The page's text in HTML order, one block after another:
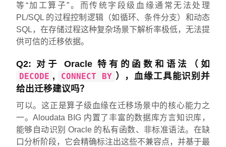
等“加工算子”。而传统字段级血缘通常无法处理
PL/SQL 的过程控制逻辑（如循环、条件分支）和动态
SQL，在存储过程这种复杂场景下解析率极低，无法提
供可信的迁移依据。
Q2: 对于 Oracle 特有的函数和语法（如
DECODE , CONNECT BY ），血缘工具能识别并
给出迁移建议吗？
可以。这正是算子级血缘在迁移场景中的核心能力之
一。Aloudata BIG 内置了丰富的数据库方言知识库，
能够自动识别 Oracle 的私有函数、非标准语法。在缺
口分析阶段，它会精确标注出这些不兼容点，并基于最